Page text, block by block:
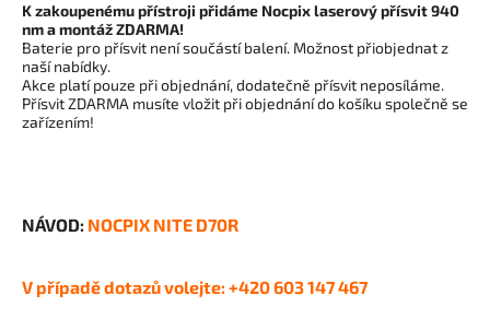
K zakoupenému přístroji přidáme Nocpix laserový přísvit 940
nm a montáž ZDARMA!
Baterie pro přísvit není součástí balení. Možnost přiobjednat z
naší nabídky.
Akce platí pouze při objednání, dodatečně přísvit neposíláme.
Přísvit ZDARMA musíte vložit při objednání do košíku společně se
zařízením!
NÁVOD: NOCPIX NITE D70R
V případě dotazů volejte: +420 603 147 467